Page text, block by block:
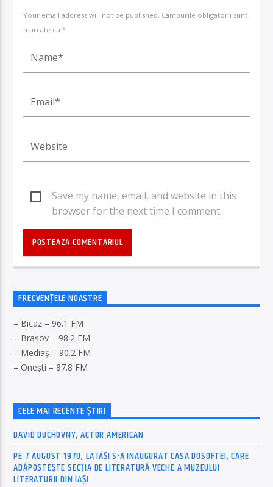
Your email address will not be published. Câmpurile obligatorii sunt
marcate cu *
Save my name, email, and website in this
browser for the next time I comment.
FRECVENȚELE NOASTRE
– Bicaz – 96.1 FM
– Brașov – 98.2 FM
– Mediaș – 90.2 FM
– Onești – 87.8 FM
CELE MAI RECENTE ȘTIRI
DAVID DUCHOVNY, ACTOR AMERICAN
PE 7 AUGUST 1970, LA IAŞI S-A INAUGURAT CASA DOSOFTEI, CARE
ADĂPOSTEŞTE SECŢIA DE LITERATURĂ VECHE A MUZEULUI
LITERATURII DIN IAŞI